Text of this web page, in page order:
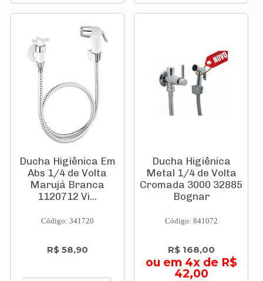
Ducha Higiênica Em
Abs 1/4 de Volta
Marujá Branca
1120712 Vi...
Código: 341720
R$ 58,90
Ducha Higiênica
Metal 1/4 de Volta
Cromada 3000 32885
Bognar
Código: 841072
R$ 168,00
ou em 4x de R$
42,00